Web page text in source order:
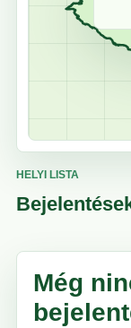
HELYI LISTA
Még